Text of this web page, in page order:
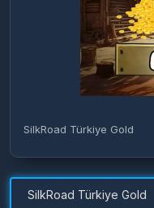
SilkRoad Türkiye Gold
SilkRoad Türkiye Gold